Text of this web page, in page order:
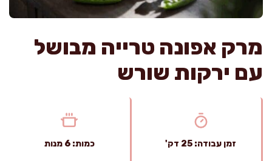
מרק אפונה טרייה מבושל
עם ירקות שורש
זמן עבודה: 25 דק' כמות: 6 מנות